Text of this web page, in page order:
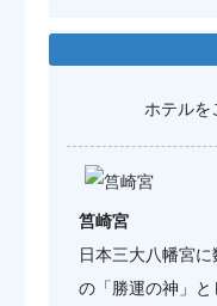
ホテルを
筥崎宮
日本三大八幡宮
の「勝運の神」と